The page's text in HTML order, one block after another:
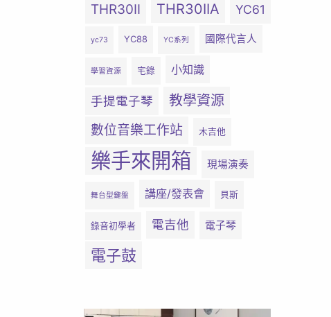
THR30II THR30IIA YC61
yc73 YC88 YC系列 國際代言人
學習資源 宅錄 小知識
手提電子琴 教學資源
數位音樂工作站 木吉他
樂手來開箱 現場演奏
舞台型鍵盤 講座/發表會 貝斯
錄音初學者 電吉他 電子琴
電子鼓